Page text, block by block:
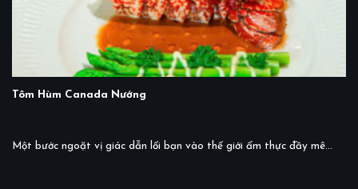
Tôm Hùm Canada Nướng
Một bước ngoặt vị giác dẫn lối bạn vào thế giới ẩm thực đầy mê...